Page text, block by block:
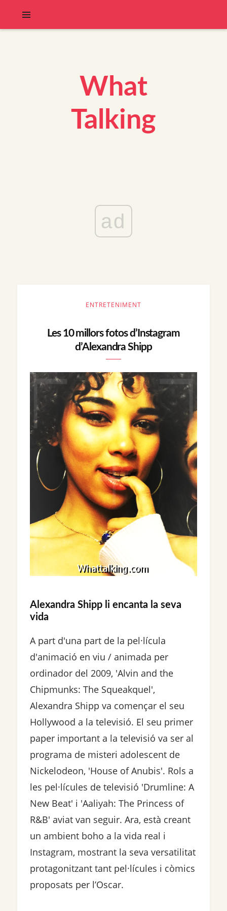
What
Talking
ad
ENTRETENIMENT
Les 10 millors fotos d’Instagram
d’Alexandra Shipp
Alexandra Shipp li encanta la seva
vida
A part d'una part de la pel·lícula
d'animació en viu / animada per
ordinador del 2009, 'Alvin and the
Chipmunks: The Squeakquel',
Alexandra Shipp va començar el seu
Hollywood a la televisió. El seu primer
paper important a la televisió va ser al
programa de misteri adolescent de
Nickelodeon, 'House of Anubis'. Rols a
les pel·lícules de televisió 'Drumline: A
New Beat' i 'Aaliyah: The Princess of
R&B' aviat van seguir. Ara, està creant
un ambient boho a la vida real i
Instagram, mostrant la seva versatilitat
protagonitzant tant pel·lícules i còmics
proposats per l’Oscar.